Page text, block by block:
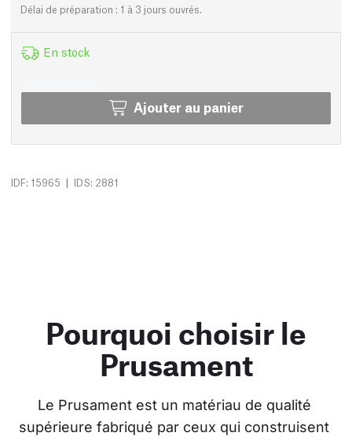
Délai de préparation : 1 à 3 jours ouvrés.
En stock
Ajouter au panier
IDF: 15965 | IDS: 2881
Pourquoi choisir le
Prusament
Le Prusament est un matériau de qualité
supérieure fabriqué par ceux qui construisent